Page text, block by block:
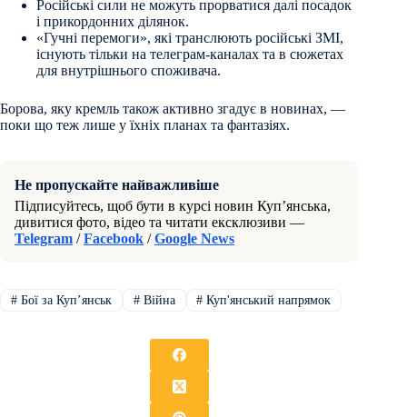
Російські сили не можуть прорватися далі посадок
і прикордонних ділянок.
«Гучні перемоги», які транслюють російські ЗМІ,
існують тільки на телеграм-каналах та в сюжетах
для внутрішнього споживача.
Борова, яку кремль також активно згадує в новинах, —
поки що теж лише у їхніх планах та фантазіях.
Не пропускайте найважливіше
Підписуйтесь, щоб бути в курсі новин Куп’янська,
дивитися фото, відео та читати ексклюзиви —
Telegram /Facebook /Google News
#Бої за Купʼянськ #Війна # Куп'янський напрямок